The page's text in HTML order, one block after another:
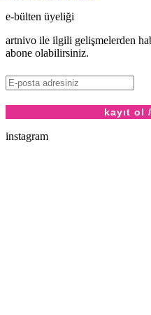
e-bülten üyeliği
artnivo ile ilgili gelişmelerden
abone olabilirsiniz.
instagram